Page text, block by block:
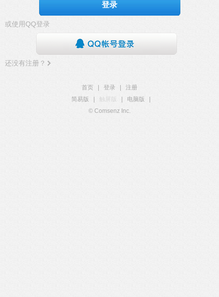
登录
或使用QQ登录
还没有注册？
首页 登录
注册
简易版
触屏版 电脑版
© Comsenz Inc.